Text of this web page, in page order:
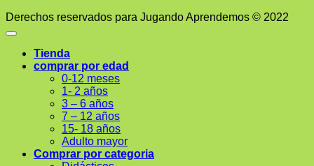
Derechos reservados para Jugando Aprendemos © 2022
Tienda
comprar por edad
0-12 meses
1- 2 años
3 – 6 años
7 – 12 años
15- 18 años
Adulto mayor
Comprar por categoria